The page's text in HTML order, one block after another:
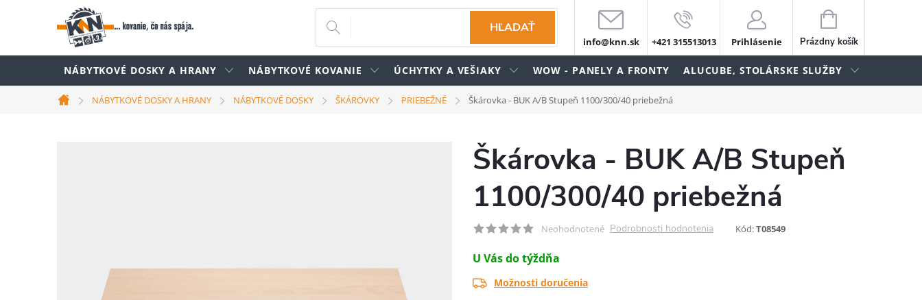
HĽADAŤ
info@knn.sk +421 315513013 Prihlásenie
NÁKUPNÝ
KOŠÍK
Prázdny košík
NÁBYTKOVÉ DOSKY A HRANY NÁBYTKOVÉ KOVANIE ÚCHYTKY A VEŠIAKY WOW - PANELY A FRONTY ALUCUBE, STOLÁRSKE SLUŽBY
Domov
NÁBYTKOVÉ DOSKY A HRANY NÁBYTKOVÉ DOSKY ŠKÁROVKY PRIEBEŽNÉ Škárovka - BUK A/B Stupeň 1100/300/40 priebežná
Škárovka - BUK A/B Stupeň
1100/300/40 priebežná
Neohodnotené Podrobnosti hodnotenia Kód:T08549
U Vás do týždňa
Možnosti doručenia